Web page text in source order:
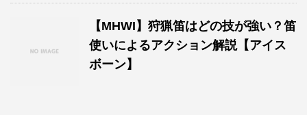
【MHWI】狩猟笛はどの技が強い？笛
使いによるアクション解説【アイス
ボーン】